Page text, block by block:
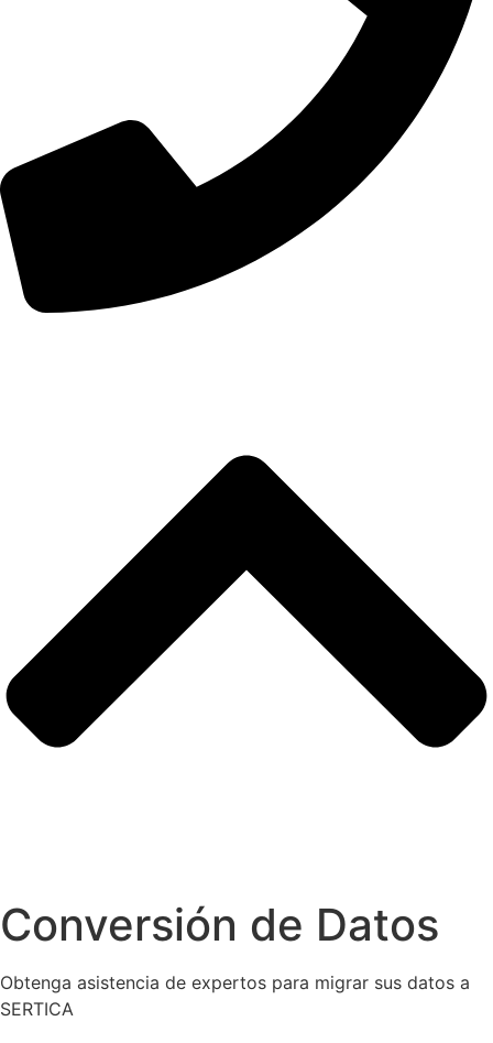
Conversión de Datos
Obtenga asistencia de expertos para migrar sus datos a
SERTICA